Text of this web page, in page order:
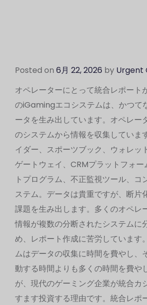
Posted on 6月 22, 2026 by Urgent
オペレーターにとって統合レポート
のiGamingエコシステムは、かつて
ータを生み出しています。オペレー
のシステムから情報を収集していま
イダー、スポーツブック、ウォレッ
ゲートウェイ、CRMプラットフォー
トプログラム、不正監視ツール、コ
ステム。データは貴重ですが、断片
課題を生み出します。多くのオペレ
情報が複数の分断されたシステムに
め、レポート作成に苦労しています
ムはデータの収集に時間を費やし、
動する時間よりも多くの時間を費や
が、現代のゲーミング企業が統合カ
すます投資する理由です。統合レポ